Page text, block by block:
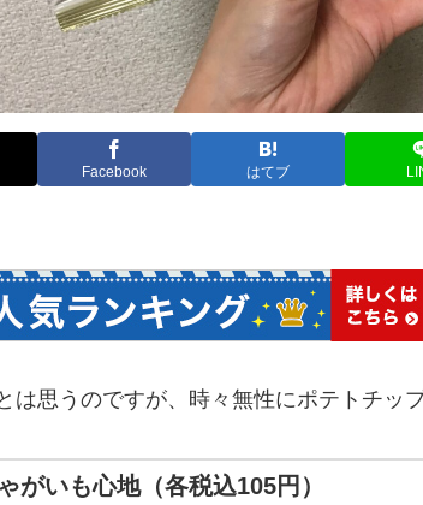
Facebook はてブ
は思うのですが、時々無性にポテトチッ
いも心地（各税込105円）